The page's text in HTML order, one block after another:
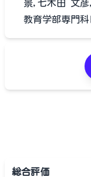
景,七木田 文
教育学部専門科
総合評価